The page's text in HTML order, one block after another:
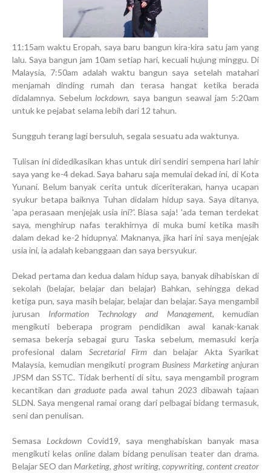
11:15am waktu Eropah, saya baru bangun kira-kira satu jam yang
lalu. Saya bangun jam 10am setiap hari, kecuali hujung minggu. Di
Malaysia, 7:50am adalah waktu bangun saya setelah matahari
menjamah dinding rumah dan terasa hangat ketika berada
didalamnya. Sebelumlockdown, saya bangun seawal jam 5:20am
untuk ke pejabat selama lebih dari 12 tahun.
Sungguh terang lagi bersuluh, segala sesuatu ada waktunya.
Tulisan ini didedikasikan khas untuk diri sendiri sempena hari lahir
saya yang ke-4 dekad. Saya baharu saja memulai dekad ini, di Kota
Yunani. Belum banyak cerita untuk diceriterakan, hanya ucapan
syukur betapa baiknya Tuhan didalam hidup saya. Saya ditanya,
'apa perasaan menjejak usia ini?'. Biasa saja! 'ada teman terdekat
saya, menghirup nafas terakhirnya di muka bumi ketika masih
dalam dekad ke-2 hidupnya'. Maknanya, jika hari ini saya menjejak
usia ini, ia adalah kebanggaan dan saya bersyukur.
Dekad pertama dan kedua dalam hidup saya, banyak dihabiskan di
sekolah (belajar, belajar dan belajar) Bahkan, sehingga dekad
ketiga pun, saya masih belajar, belajar dan belajar. Saya mengambil
jurusan Information Technology and Management, kemudian
mengikuti beberapa program pendidikan awal kanak-kanak
semasa bekerja sebagai guru Taska sebelum, memasuki kerja
profesional dalam Secretarial Firmdan belajar Akta Syarikat
Malaysia, kemudian mengikuti program Business Marketinganjuran
JPSM dan SSTC. Tidak berhenti di situ, saya mengambil program
kecantikan dan graduate pada awal tahun 2023 dibawah tajaan
SLDN. Saya mengenal ramai orang dari pelbagai bidang termasuk,
seni dan penulisan.
Semasa LockdownCovid19, saya menghabiskan banyak masa
mengikuti kelas onlinedalam bidang penulisan teater dan drama.
Belajar SEO danMarketing, ghost writing, copywriting, content creator